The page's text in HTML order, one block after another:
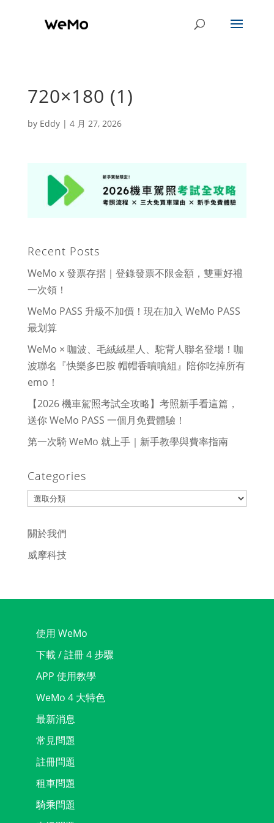
720×180 (1)
by Eddy| 4 月 27, 2026
Recent Posts
WeMo x 發票存摺｜登錄發票不限金額，雙重好禮
一次領！
WeMo PASS 升級不加價！現在加入 WeMo PASS
最划算
WeMo × 咖波、毛絨絨星人、駝背人聯名登場！咖
波聯名『快樂多巴胺 帽帽香噴噴組』陪你吃掉所有
emo！
【2026 機車駕照考試全攻略】考照新手看這篇，
送你 WeMo PASS 一個月免費體驗！
第一次騎 WeMo 就上手｜新手教學與費率指南
Categories
Categories
關於我們
威摩科技
使用 WeMo
下載 / 註冊 4 步驟
APP 使用教學
WeMo 4 大特色
最新消息
常見問題
註冊問題
租車問題
騎乘問題